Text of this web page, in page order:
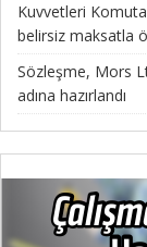
Kuvvetleri
belirsiz maksatla
Sözleşme, Mors
adına hazırlandı